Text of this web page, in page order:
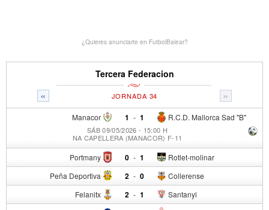
¿Quieres anunciarte en FutbolBalear?
Tercera Federacion
« »
JORNADA 34
Manacor 1 - R.C.D. Mallorca Sad "B"
1
SÁB 09/05/2026 - 15:00 H
NA CAPELLERA (MANACOR) F-11
Portmany 0 - Rotlet-molinar
1
Peña Deportiva 2 - Collerense
0
Felanitx 2 - Santanyi
1